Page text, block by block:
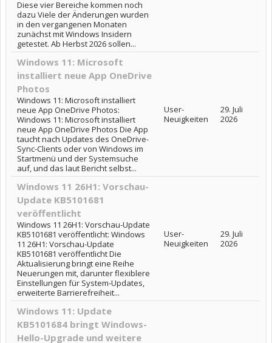
Diese vier Bereiche kommen noch
dazu Viele der Änderungen wurden
in den vergangenen Monaten
zunächst mit Windows Insidern
getestet. Ab Herbst 2026 sollen...
Windows 11: Microsoft
installiert neue App OneDrive
Photos
Windows 11: Microsoft installiert
neue App OneDrive Photos:
Windows 11: Microsoft installiert
neue App OneDrive Photos Die App
taucht nach Updates des OneDrive-
Sync-Clients oder von Windows im
Startmenü und der Systemsuche
auf, und das laut Bericht selbst...
User-
Neuigkeiten
29. Juli
2026
Windows 11 26H1: Vorschau-
Update KB5101681
veröffentlicht
Windows 11 26H1: Vorschau-Update
KB5101681 veröffentlicht: Windows
11 26H1: Vorschau-Update
KB5101681 veröffentlicht Die
Aktualisierung bringt eine Reihe
Neuerungen mit, darunter flexiblere
Einstellungen für System-Updates,
erweiterte Barrierefreiheit...
User-
Neuigkeiten
29. Juli
2026
Windows 11: Update
KB5101684 bringt Windows-
Hello-Upgrade und weitere